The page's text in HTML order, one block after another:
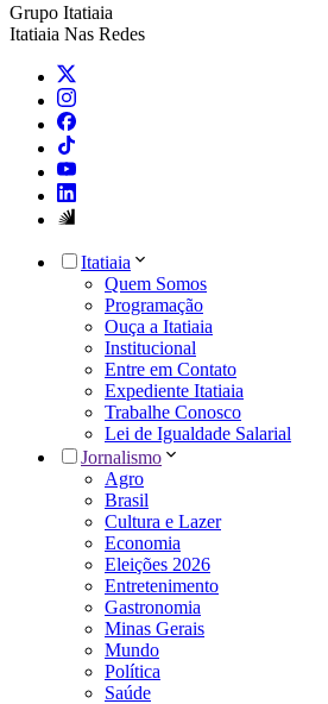
Grupo Itatiaia
Itatiaia Nas Redes
Itatiaia
Quem Somos
Programação
Ouça a Itatiaia
Institucional
Entre em Contato
Expediente Itatiaia
Trabalhe Conosco
Lei de Igualdade Salarial
Jornalismo
Agro
Brasil
Cultura e Lazer
Economia
Eleições 2026
Entretenimento
Gastronomia
Minas Gerais
Mundo
Política
Saúde